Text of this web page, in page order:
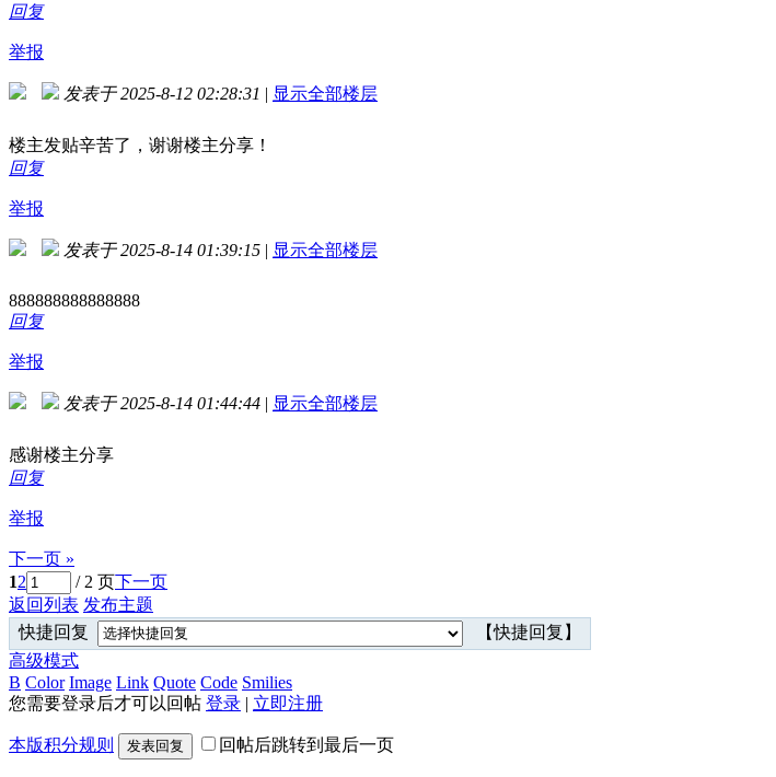
回复
举报
发表于 2025-8-12 02:28:31 | 显示全部楼层
楼主发贴辛苦了，谢谢楼主分享！
回复
举报
发表于 2025-8-14 01:39:15 | 显示全部楼层
888888888888888
回复
举报
发表于 2025-8-14 01:44:44 | 显示全部楼层
感谢楼主分享
回复
举报
下一页 »
12 / 2 页下一页
返回列表 发布主题
快捷回复
【快捷回复】
高级模式
B Color Image Link Quote Code Smilies
您需要登录后才可以回帖 登录 | 立即注册
本版积分规则 发表回复 回帖后跳转到最后一页